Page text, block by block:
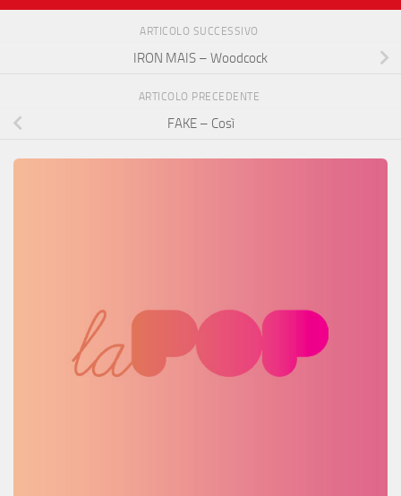
ARTICOLO SUCCESSIVO
IRON MAIS – Woodcock
ARTICOLO PRECEDENTE
FAKE – Così